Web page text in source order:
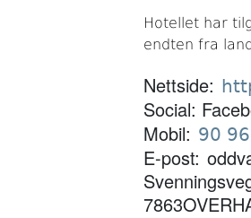
Hotellet har
endten fra
Nettside
Social:
Mobil 90
E-post
7863